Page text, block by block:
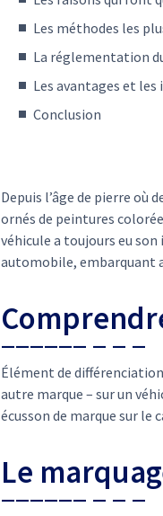
Les méthodes les
La réglementation
Les avantages et les
Conclusion
Depuis l’âge de pierre où
ornés de peintures
véhicule a toujours eu
automobile, embarquant
Élément de
autre marque – sur un
écusson de marque sur le
Le